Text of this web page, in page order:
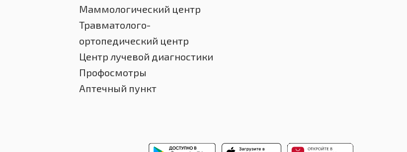
Маммологический центр
Травматолого-
ортопедический центр
Центр лучевой диагностики
Профосмотры
Аптечный пункт